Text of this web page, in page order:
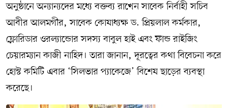
অনুষ্ঠানে অন্যান্যদের মধ্যে বক্তব্য রাখেন সাবেক নির্বাহী সচিব
আবীর আলমগীর, সাবেক কোষাধ্যক্ষ ড. প্রিয়লাল কর্মকার,
ফ্লোরিডার ওরল্যান্ডোর সদস্য বাবুল হাই এবং ফান্ড রাইজিং
চেয়ারম্যান কাজী নাহিদ। তারা জানান, দূরত্বের কথা বিবেচনা করে
হোস্ট কমিটি এবার ‘সিলভার প্যাকেজে’ বিশেষ ছাড়ের ব্যবস্থা
করেছে।